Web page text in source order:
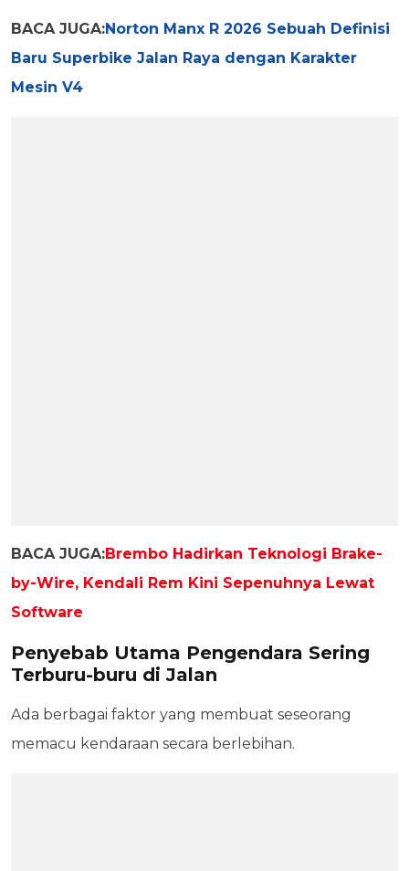
BACA JUGA:Norton Manx R 2026 Sebuah Definisi
Baru Superbike Jalan Raya dengan Karakter
Mesin V4
BACA JUGA:Brembo Hadirkan Teknologi Brake-
by-Wire, Kendali Rem Kini Sepenuhnya Lewat
Software
Penyebab Utama Pengendara Sering
Terburu-buru di Jalan
Ada berbagai faktor yang membuat seseorang
memacu kendaraan secara berlebihan.